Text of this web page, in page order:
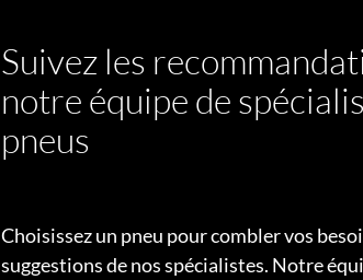
Suivez les
notre équipe de
pneus
Choisissez un pneu pour combler vos
suggestions de nos spécialistes. Notre